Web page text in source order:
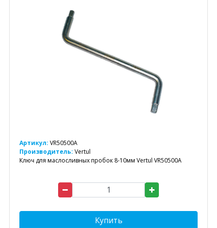
Артикул: VR50500A
Производитель: Vertul
Ключ для маслосливных пробок 8-10мм Vertul VR50500A
Купить